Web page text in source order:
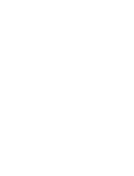
ve
öneri